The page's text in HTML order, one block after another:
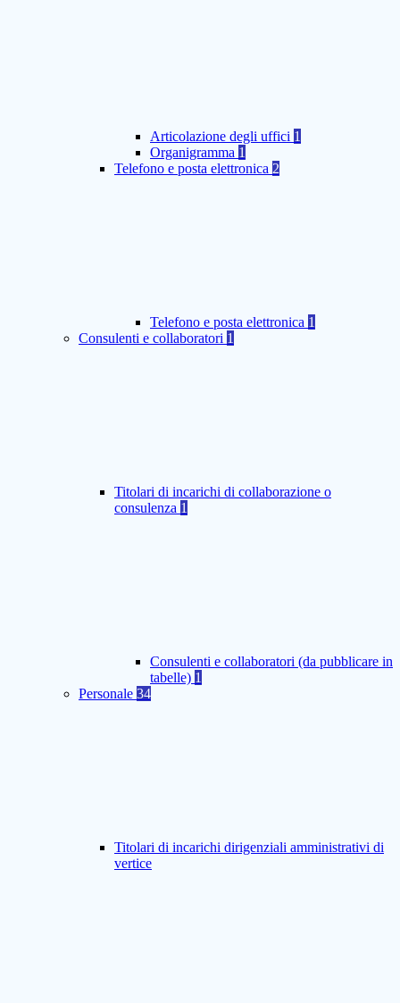
Articolazione degli uffici 1
Organigramma 1
Telefono e posta elettronica 2
Telefono e posta elettronica 1
Consulenti e collaboratori 1
Titolari di incarichi di collaborazione o
consulenza 1
Consulenti e collaboratori (da pubblicare in
tabelle) 1
Personale 34
Titolari di incarichi dirigenziali amministrativi di
vertice